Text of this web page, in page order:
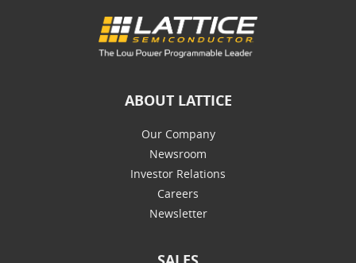
ABOUT LATTICE
Our Company
Newsroom
Investor Relations
Careers
Newsletter